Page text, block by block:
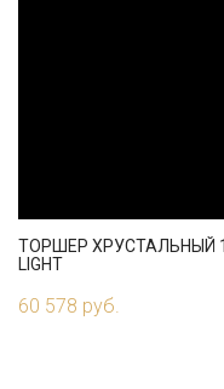
ТОРШЕР ХРУСТАЛЬНЫЙ
LIGHT
60 578 руб.